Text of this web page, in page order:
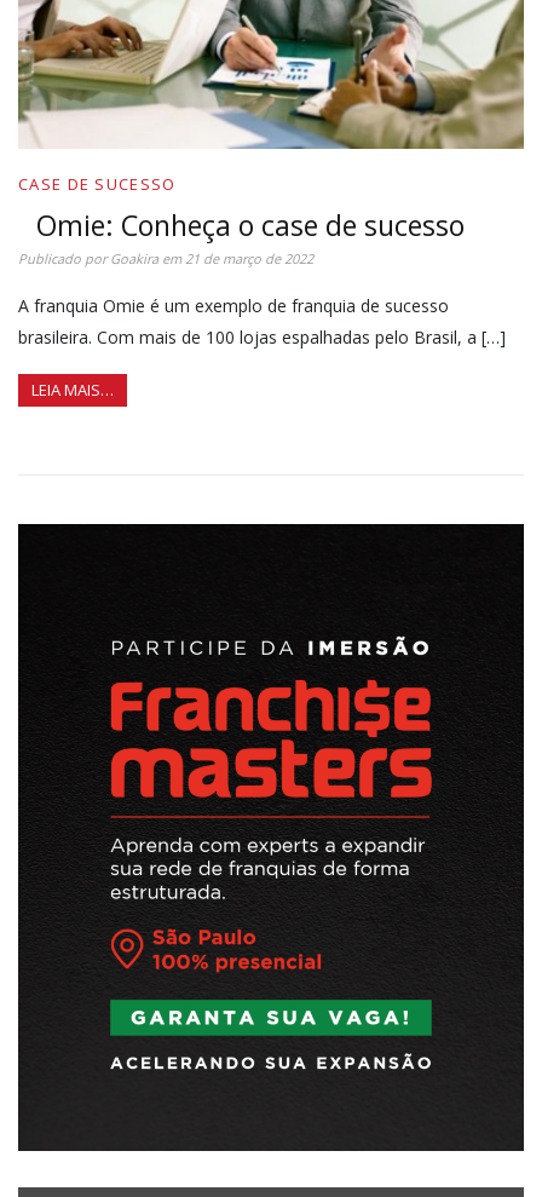
CASE DE SUCESSO
Omie: Conheça o case de sucesso
Publicado porGoakiraem21 de março de 2022
A franquia Omie é um exemplo de franquia de sucesso
brasileira. Com mais de 100 lojas espalhadas pelo Brasil, a […]
LEIA MAIS…